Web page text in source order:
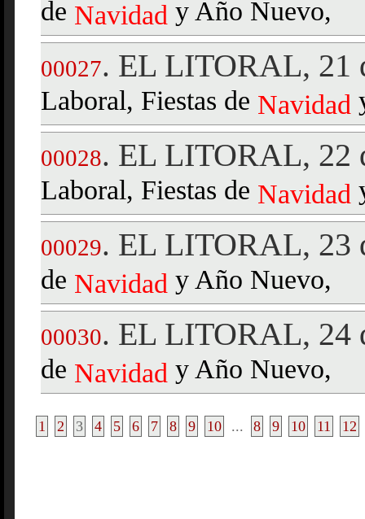
de Navidad y Año Nuevo,
00027. EL LITORAL, 21
Laboral, Fiestas de Navidad
00028. EL LITORAL, 22
Laboral, Fiestas de Navidad
00029. EL LITORAL, 23
de Navidad y Año Nuevo,
00030. EL LITORAL, 24
de Navidad y Año Nuevo,
1 2 3 4 5 6 7 8 9 10 ... 8 9 10 11 12